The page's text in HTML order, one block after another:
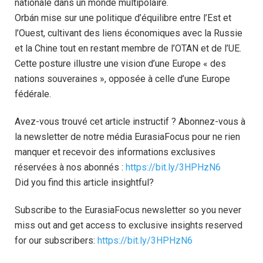
nationale dans un monde multipolaire.
Orbán mise sur une politique d’équilibre entre l’Est et
l’Ouest, cultivant des liens économiques avec la Russie
et la Chine tout en restant membre de l’OTAN et de l’UE.
Cette posture illustre une vision d’une Europe « des
nations souveraines », opposée à celle d’une Europe
fédérale.
Avez-vous trouvé cet article instructif ? Abonnez-vous à
la newsletter de notre média EurasiaFocus pour ne rien
manquer et recevoir des informations exclusives
réservées à nos abonnés : https://bit.ly/3HPHzN6
Did you find this article insightful?
Subscribe to the EurasiaFocus newsletter so you never
miss out and get access to exclusive insights reserved
for our subscribers: https://bit.ly/3HPHzN6